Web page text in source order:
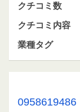
クチコミ数
クチコミ内容
業種タグ
0958619486